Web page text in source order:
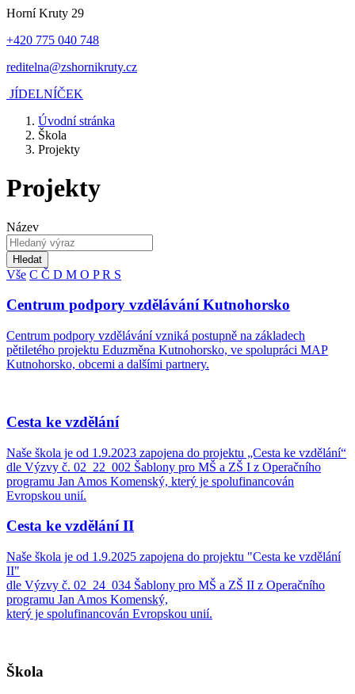
Horní Kruty 29
+420 775 040 748
reditelna@zshornikruty.cz
JÍDELNÍČEK
Úvodní stránka
Škola
Projekty
Projekty
Název
Hledat
Vše C Č D M O PR S
Centrum podpory vzdělávání Kutnohorsko
Centrum podpory vzdělávání vzniká postupně na základech
pětiletého projektu Eduzměna Kutnohorsko, ve spolupráci MAP
Kutnohorsko, obcemi a dalšími partnery.
Cesta ke vzdělání
Naše škola je od 1.9.2023 zapojena do projektu „Cesta ke vzdělání“
dle Výzvy č. 02_22_002 Šablony pro MŠ a ZŠ I z Operačního
programu Jan Amos Komenský, který je spolufinancován
Evropskou unií.
Cesta ke vzdělání II
Naše škola je od 1.9.2025 zapojena do projektu "Cesta ke vzdělání
II"
dle Výzvy č. 02_24_034 Šablony pro MŠ a ZŠ II z Operačního
programu Jan Amos Komenský,
který je spolufinancován Evropskou unií.
Škola